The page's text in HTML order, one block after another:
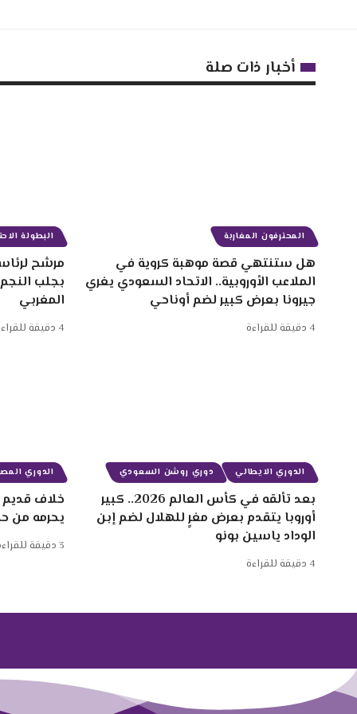
أخبار ذات صلة
المحترفون المغاربة
هل ستنتهي قصة موهبة كروية في
الملاعب الأوروبية.. الاتحاد السعودي يغري
جيرونا بعرض كبير لضم أوناحي
4 دقيقة للقراءة
البطولة
مرشح
بجلب
المغربي
4 دقيقة للقراءة
الدوري الايطالي دوري روشن السعودي
بعد تألقه في كأس العالم 2026.. كبير
أوروبا يتقدم بعرض مغرٍ للهلال لضم إبن
الوداد ياسين بونو
4 دقيقة للقراءة
الدوري
خلاف قديم
يحرمه من
3 دقيقة للقراءة